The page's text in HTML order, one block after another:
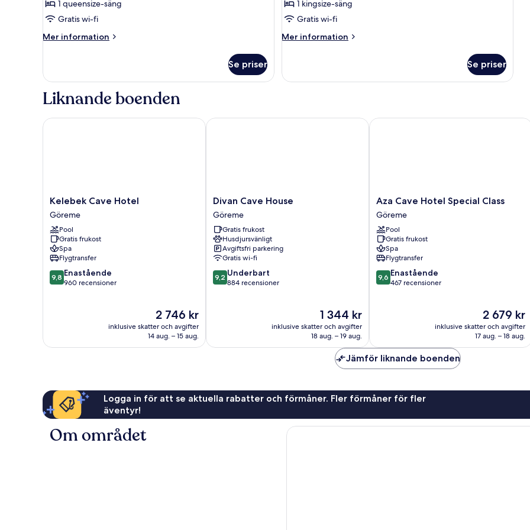
1 queensize-säng
Gratis wi-fi
Mer information
Mer
chimney
Suites
Se priser
1 kingsize-säng
Gratis wi-fi
Mer information
Mer
rum
Se priser
Liknande boenden
Kelebek
Cave
Hotel
Göreme
Kelebek Cave Hotel
Göreme
Pool
Gratis frukost
Spa
Flygtransfer
9.8
av
9,8 Enastående
960 recensioner
Priset
är
2 746 kr
2 746 kr
inklusive skatter och avgifter
14 aug. – 15 aug.
Kelebek Cave Hotel
Divan
Cave
House
Göreme
Divan Cave House
Göreme
Gratis frukost
Husdjursvänligt
Avgiftsfri parkering
Gratis wi-fi
9.2
av
9,2 Underbart
884 recensioner
Priset
är
1 344 kr
1 344 kr
inklusive skatter och avgifter
18 aug. – 19 aug.
Divan Cave House
Aza
Cave
Hotel
Special
Class
Göreme
Aza Cave Hotel Special Class
Göreme
Pool
Gratis frukost
Spa
Flygtransfer
9.6
av
9,6 Enastående
467 recensioner
Priset
är
2 679 kr
2 679 kr
inklusive skatter och avgifter
17 aug. – 18 aug.
Aza Cave Hotel Special Class
Jämför liknande boenden
Logga in för att se aktuella rabatter och förmåner. Fler förmåner för fler
äventyr!
Om området